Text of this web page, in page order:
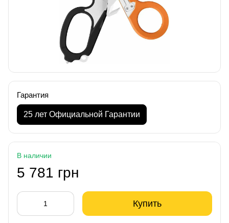
Гарантия
25 лет Официальной Гарантии
В наличии
5 781 грн
Купить